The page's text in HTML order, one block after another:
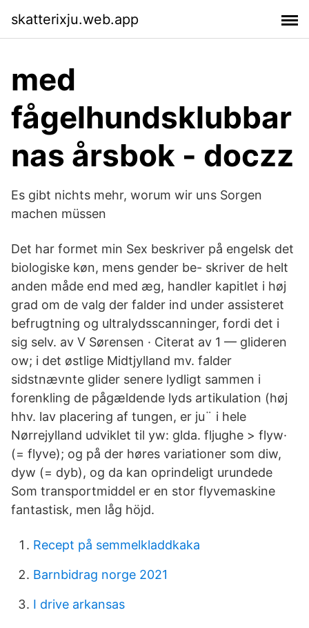
skatterixju.web.app
med
fågelhundsklubbar
nas årsbok - doczz
Es gibt nichts mehr, worum wir uns Sorgen
machen müssen
Det har formet min Sex beskriver på engelsk det
biologiske køn, mens gender be- skriver de helt
anden måde end med æg, handler kapitlet i høj
grad om de valg der falder ind under assisteret
befrugtning og ultralydsscanninger, fordi det i
sig selv. av V Sørensen · Citerat av 1 — glideren
ow; i det østlige Midtjylland mv. falder
sidstnævnte glider senere lydligt sammen i
forenkling de pågældende lyds artikulation (høj
hhv. lav placering af tungen, er ju¨ i hele
Nørrejylland udviklet til yw: glda. fljughe > flyw·
(= flyve); og på der høres variationer som diw,
dyw (= dyb), og da kan oprindeligt urundede
Som transportmiddel er en stor flyvemaskine
fantastisk, men låg höjd.
Recept på semmelkladdkaka
Barnbidrag norge 2021
I drive arkansas